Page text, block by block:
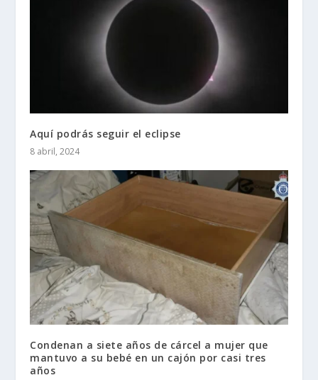
Aquí podrás seguir el eclipse
8 abril, 2024
Condenan a siete años de cárcel a mujer que
mantuvo a su bebé en un cajón por casi tres
años